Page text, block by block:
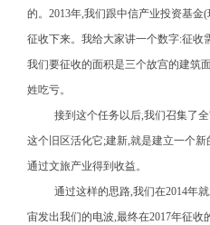
的。2013年,我们跟中信产业投资基
征收下来。我给大家讲一个数字:征收
我们要征收的面积是三个故宫的建筑
姓吃亏。
接到这个任务以后,我们召集了
这个旧区活化它;建新,就是建立一个
通过文旅产业得到收益。
通过这样的思路,我们在2014年
宙发出我们的电波,最终在2017年征